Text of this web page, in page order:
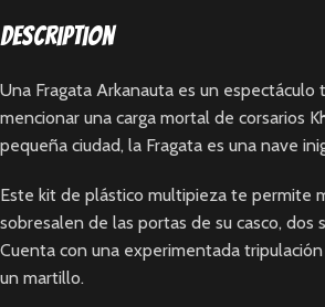
Description
Una Fragata Arkanauta es un
mencionar una carga mortal de corsarios
pequeña ciudad, la Fragata es una nave
Este kit de plástico multipieza te permite
sobresalen de las portas de su casco,
Cuenta con una experimentada
un martillo.